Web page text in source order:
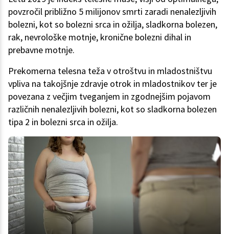
povzročil približno 5 milijonov smrti zaradi nenalezljivih
bolezni, kot so bolezni srca in ožilja, sladkorna bolezen,
rak, nevrološke motnje, kronične bolezni dihal in
prebavne motnje.
Prekomerna telesna teža v otroštvu in mladostništvu
vpliva na takojšnje zdravje otrok in mladostnikov ter je
povezana z večjim tveganjem in zgodnejšim pojavom
različnih nenalezljivih bolezni, kot so sladkorna bolezen
tipa 2 in bolezni srca in ožilja.